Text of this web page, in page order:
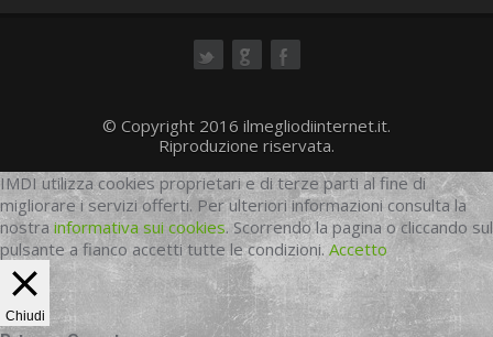
© Copyright 2016 ilmegliodiinternet.it.
Riproduzione riservata.
IMDI utilizza cookies proprietari e di terze parti al fine di
migliorare i servizi offerti. Per ulteriori informazioni consulta la
nostra informativa sui cookies. Scorrendo la pagina o cliccando sul
pulsante a fianco accetti tutte le condizioni. Accetto
Chiudi